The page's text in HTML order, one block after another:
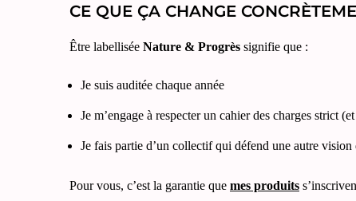
CE QUE ÇA CHANGE
Être labellisée Nature & Progrès signifie que :
Je suis auditée chaque année
Je m’engage à respecter un cahier des charges strict
Je fais partie d’un collectif qui défend une autre vision
Pour vous, c’est la garantie que mes produits